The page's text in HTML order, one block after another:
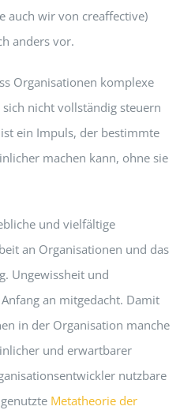
auch wir von creaffective)
anders vor.
Organisationen komplexe
nicht vollständig steuern
ein Impuls, der bestimmte
machen kann, ohne sie
und vielfältige
an Organisationen und das
Ungewissheit und
an mitgedacht. Damit
in der Organisation manche
und erwartbarer
nutzbare
Metatheorie der